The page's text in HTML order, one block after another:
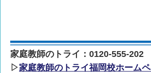
家庭教師のトライ：0120-555-202
▷家庭教師のトライ福岡校ホーム